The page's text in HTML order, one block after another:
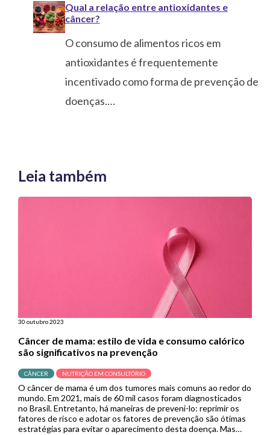
Qual a relação entre antioxidantes e
câncer?
O consumo de alimentos ricos em
antioxidantes é frequentemente
incentivado como forma de prevenção de
doenças.…
Leia também
30 outubro 2023
Câncer de mama: estilo de vida e consumo calórico
são significativos na prevenção
CÂNCER NUTRIÇÃO EM CONSULTÓRIO
O câncer de mama é um dos tumores mais comuns ao redor do
mundo. Em 2021, mais de 60 mil casos foram diagnosticados
no Brasil. Entretanto, há maneiras de preveni-lo: reprimir os
fatores de risco e adotar os fatores de prevenção são ótimas
estratégias para evitar o aparecimento desta doença. Mas